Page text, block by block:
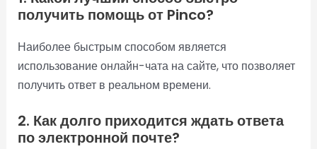
получить помощь от Pinco?
Наиболее быстрым способом является
использование онлайн-чата на сайте, что позволяет
получить ответ в реальном времени.
2. Как долго приходится ждать ответа
по электронной почте?